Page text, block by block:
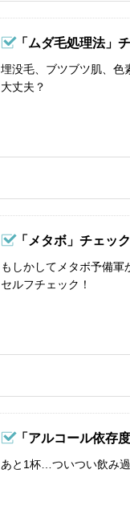
「ムダ毛処理法」
埋没毛、ブツブツ肌、
大丈夫？
「メタボ」チェック
もしかしてメタボ予備軍
セルフチェック！
「アルコール依存
あと1杯…ついつい飲み